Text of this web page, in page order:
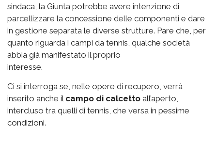
sindaca, la Giunta potrebbe avere intenzione di
parcellizzare la concessione delle componenti e dare
in gestione separata le diverse strutture. Pare che, per
quanto riguarda i campi da tennis, qualche società
abbia già manifestato il proprio
interesse.
Ci si interroga se, nelle opere di recupero, verrà
inserito anche il campo di calcetto all’aperto,
intercluso tra quelli di tennis, che versa in pessime
condizioni.